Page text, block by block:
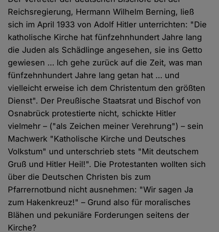
Reichsregierung, Hermann Wilhelm Berning, ließ
sich im April 1933 von Adolf Hitler unterrichten: "Die
katholische Kirche hat fünfzehnhundert Jahre lang
die Juden als Schädlinge angesehen, sie ins Getto
gewiesen … Ich gehe zurück auf die Zeit, was man
fünfzehnhundert Jahre lang getan hat … und
vielleicht erweise ich dem Christentum den größten
Dienst". Der Preußische Staatsrat und Bischof von
Osnabrück protestierte nicht, schickte Hitler
vielmehr – ("als Zeichen meiner Verehrung") – sein
Machwerk "Katholische Kirche und Deutsches
Volkstum" und unterschrieb stets "Mit deutschem
Gruß und Hitler Heil!". Die Protestanten wollten sich
über die Deutschen Christen bis zum
Pfarrernotbund nicht ausnehmen: "Wir sagen Ja
zum Hakenkreuz!" – Grund also für moralisches
Blähen und pekuniäre Forderungen seitens der
Kirche?